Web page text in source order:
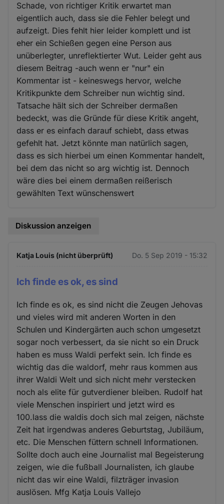
Schade, von richtiger Kritik erwartet man
eigentlich auch, dass sie die Fehler belegt und
aufzeigt. Dies fehlt hier leider komplett und ist
eher ein Schießen gegen eine Person aus
unüberlegter, unreflektierter Wut. Leider geht aus
diesem Beitrag -auch wenn er "nur" ein
Kommentar ist - keineswegs hervor, welche
Kritikpunkte dem Schreiber nun wichtig sind.
Tatsache hält sich der Schreiber dermaßen
bedeckt, was die Gründe für diese Kritik angeht,
dass er es einfach darauf schiebt, dass etwas
gefehlt hat. Jetzt könnte man natürlich sagen,
dass es sich hierbei um einen Kommentar handelt,
bei dem das nicht so arg wichtig ist. Dennoch
wäre dies bei einem dermaßen reißerisch
gewählten Text wünschenswert
Diskussion anzeigen
Katja Louis (nicht überprüft) Do. 5 Sep 2019 - 15:32
Ich finde es ok, es sind
Ich finde es ok, es sind nicht die Zeugen Jehovas
und vieles wird mit anderen Worten in den
Schulen und Kindergärten auch schon umgesetzt
sogar noch verbessert, da sie nicht so ein Druck
haben es muss Waldi perfekt sein. Ich finde es
wichtig das die waldorf, mehr raus kommen aus
ihrer Waldi Welt und sich nicht mehr verstecken
noch als elite für gutverdiener bleiben. Rudolf hat
viele Menschen inspiriert und jetzt wird es
100.lass die waldis doch sich mal zeigen, nächste
Zeit hat irgendwas anderes Geburtstag, Jubiläum,
etc. Die Menschen füttern schnell Informationen.
Sollte doch auch eine Journalist mal Begeisterung
zeigen, wie die fußball Journalisten, ich glaube
nicht das wir eine Waldi, filzträger invasion
auslösen. Mfg Katja Louis Vallejo